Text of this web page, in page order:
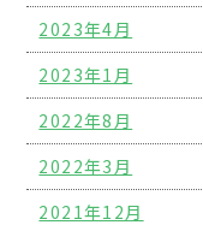
2023年4月
2023年1月
2022年8月
2022年3月
2021年12月